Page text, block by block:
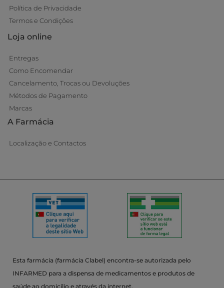
Política de Privacidade
Termos e Condições
Loja online
Entregas
Como Encomendar
Cancelamento, Trocas ou Devoluções
Métodos de Pagamento
Marcas
A Farmácia
Localização e Contactos
Esta farmácia (farmácia Clabel) encontra-se autorizada pelo
INFARMED para a dispensa de medicamentos e produtos de
saúde ao domicílio e através da internet.